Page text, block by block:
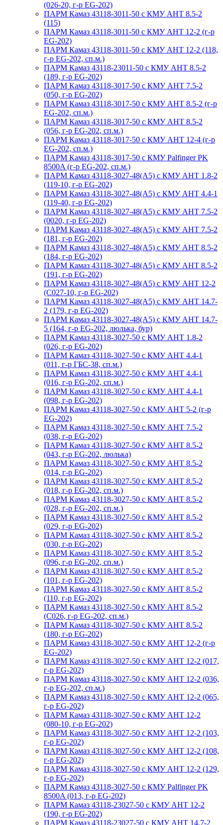
(026-20, г-р EG-202)
ПАРМ Камаз 43118-3011-50 с КМУ АНТ 8.5-2
(115)
ПАРМ Камаз 43118-3011-50 с КМУ АНТ 12-2 (г-р
EG-202)
ПАРМ Камаз 43118-3011-50 с КМУ АНТ 12-2 (118,
г-р EG-202, сп.м.)
ПАРМ Камаз 43118-23011-50 с КМУ АНТ 8.5-2
(189, г-р EG-202)
ПАРМ Камаз 43118-3017-50 с КМУ АНТ 7.5-2
(050, г-р EG-202)
ПАРМ Камаз 43118-3017-50 с КМУ АНТ 8.5-2 (г-р
EG-202, сп.м.)
ПАРМ Камаз 43118-3017-50 с КМУ АНТ 8.5-2
(056, г-р EG-202, сп.м.)
ПАРМ Камаз 43118-3017-50 с КМУ АНТ 12-4 (г-р
EG-202, сп.м.)
ПАРМ Камаз 43118-3017-50 с КМУ Palfinger PK
8500A (г-р EG-202, сп.м.)
ПАРМ Камаз 43118-3027-48(A5) с КМУ АНТ 1.8-2
(119-10, г-р EG-202)
ПАРМ Камаз 43118-3027-48(A5) с КМУ АНТ 4.4-1
(119-40, г-р EG-202)
ПАРМ Камаз 43118-3027-48(A5) с КМУ АНТ 7.5-2
(0020, г-р EG-202)
ПАРМ Камаз 43118-3027-48(A5) с КМУ АНТ 7.5-2
(181, г-р EG-202)
ПАРМ Камаз 43118-3027-48(A5) с КМУ АНТ 8.5-2
(184, г-р EG-202)
ПАРМ Камаз 43118-3027-48(A5) с КМУ АНТ 8.5-2
(191, г-р EG-202)
ПАРМ Камаз 43118-3027-48(A5) с КМУ АНТ 12-2
(С027-10, г-р EG-202)
ПАРМ Камаз 43118-3027-48(A5) с КМУ АНТ 14.7-
2 (179, г-р EG-202)
ПАРМ Камаз 43118-3027-48(A5) с КМУ АНТ 14.7-
5 (164, г-р EG-202, люлька, бур)
ПАРМ Камаз 43118-3027-50 с КМУ АНТ 1.8-2
(026, г-р EG-202)
ПАРМ Камаз 43118-3027-50 с КМУ АНТ 4.4-1
(011, г-р ГБС-38, сп.м.)
ПАРМ Камаз 43118-3027-50 с КМУ АНТ 4.4-1
(016, г-р EG-202, сп.м.)
ПАРМ Камаз 43118-3027-50 с КМУ АНТ 4.4-1
(098, г-р EG-202)
ПАРМ Камаз 43118-3027-50 с КМУ АНТ 5-2 (г-р
EG-202)
ПАРМ Камаз 43118-3027-50 с КМУ АНТ 7.5-2
(038, г-р EG-202)
ПАРМ Камаз 43118-3027-50 с КМУ АНТ 8.5-2
(043, г-р EG-202, люлька)
ПАРМ Камаз 43118-3027-50 с КМУ АНТ 8.5-2
(014, г-р EG-202)
ПАРМ Камаз 43118-3027-50 с КМУ АНТ 8.5-2
(018, г-р EG-202, сп.м.)
ПАРМ Камаз 43118-3027-50 с КМУ АНТ 8.5-2
(028, г-р EG-202, сп.м.)
ПАРМ Камаз 43118-3027-50 с КМУ АНТ 8.5-2
(029, г-р EG-202)
ПАРМ Камаз 43118-3027-50 с КМУ АНТ 8.5-2
(030, г-р EG-202)
ПАРМ Камаз 43118-3027-50 с КМУ АНТ 8.5-2
(096, г-р EG-202, сп.м.)
ПАРМ Камаз 43118-3027-50 с КМУ АНТ 8.5-2
(101, г-р EG-202)
ПАРМ Камаз 43118-3027-50 с КМУ АНТ 8.5-2
(110, г-р EG-202)
ПАРМ Камаз 43118-3027-50 с КМУ АНТ 8.5-2
(С026, г-р EG-202, сп.м.)
ПАРМ Камаз 43118-3027-50 с КМУ АНТ 8.5-2
(180, г-р EG-202)
ПАРМ Камаз 43118-3027-50 с КМУ АНТ 12-2 (г-р
EG-202)
ПАРМ Камаз 43118-3027-50 с КМУ АНТ 12-2 (017,
г-р EG-202)
ПАРМ Камаз 43118-3027-50 с КМУ АНТ 12-2 (036,
г-р EG-202, сп.м.)
ПАРМ Камаз 43118-3027-50 с КМУ АНТ 12-2 (065,
г-р EG-202)
ПАРМ Камаз 43118-3027-50 с КМУ АНТ 12-2
(080-10, г-р EG-202)
ПАРМ Камаз 43118-3027-50 с КМУ АНТ 12-2 (103,
г-р EG-202)
ПАРМ Камаз 43118-3027-50 с КМУ АНТ 12-2 (108,
г-р EG-202)
ПАРМ Камаз 43118-3027-50 с КМУ АНТ 12-2 (129,
г-р EG-202)
ПАРМ Камаз 43118-3027-50 с КМУ Palfinger PK
8500A (013, г-р EG-202)
ПАРМ Камаз 43118-23027-50 с КМУ АНТ 12-2
(190, г-р EG-202)
ПАРМ Камаз 43118-23027-50 с КМУ АНТ 14.7-2